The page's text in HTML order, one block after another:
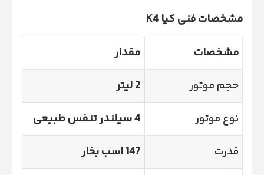
مشخصات فنی کیا
مشخصات
مقدار
حجم موتور
2لیتر
نوع موتور
4سیلندر تنفس طبیعی
قدرت
147اسب بخار